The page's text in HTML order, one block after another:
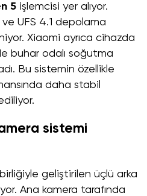
5 işlemcisi yer alıyor.
UFS 4.1 depolama
Xiaomi ayrıca cihazda
buhar odalı soğutma
Bu sistemin özellikle
daha stabil
sistemi
geliştirilen üçlü arka
Ana kamera tarafında